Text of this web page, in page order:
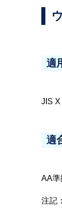
適
JIS
適
AA準
注記